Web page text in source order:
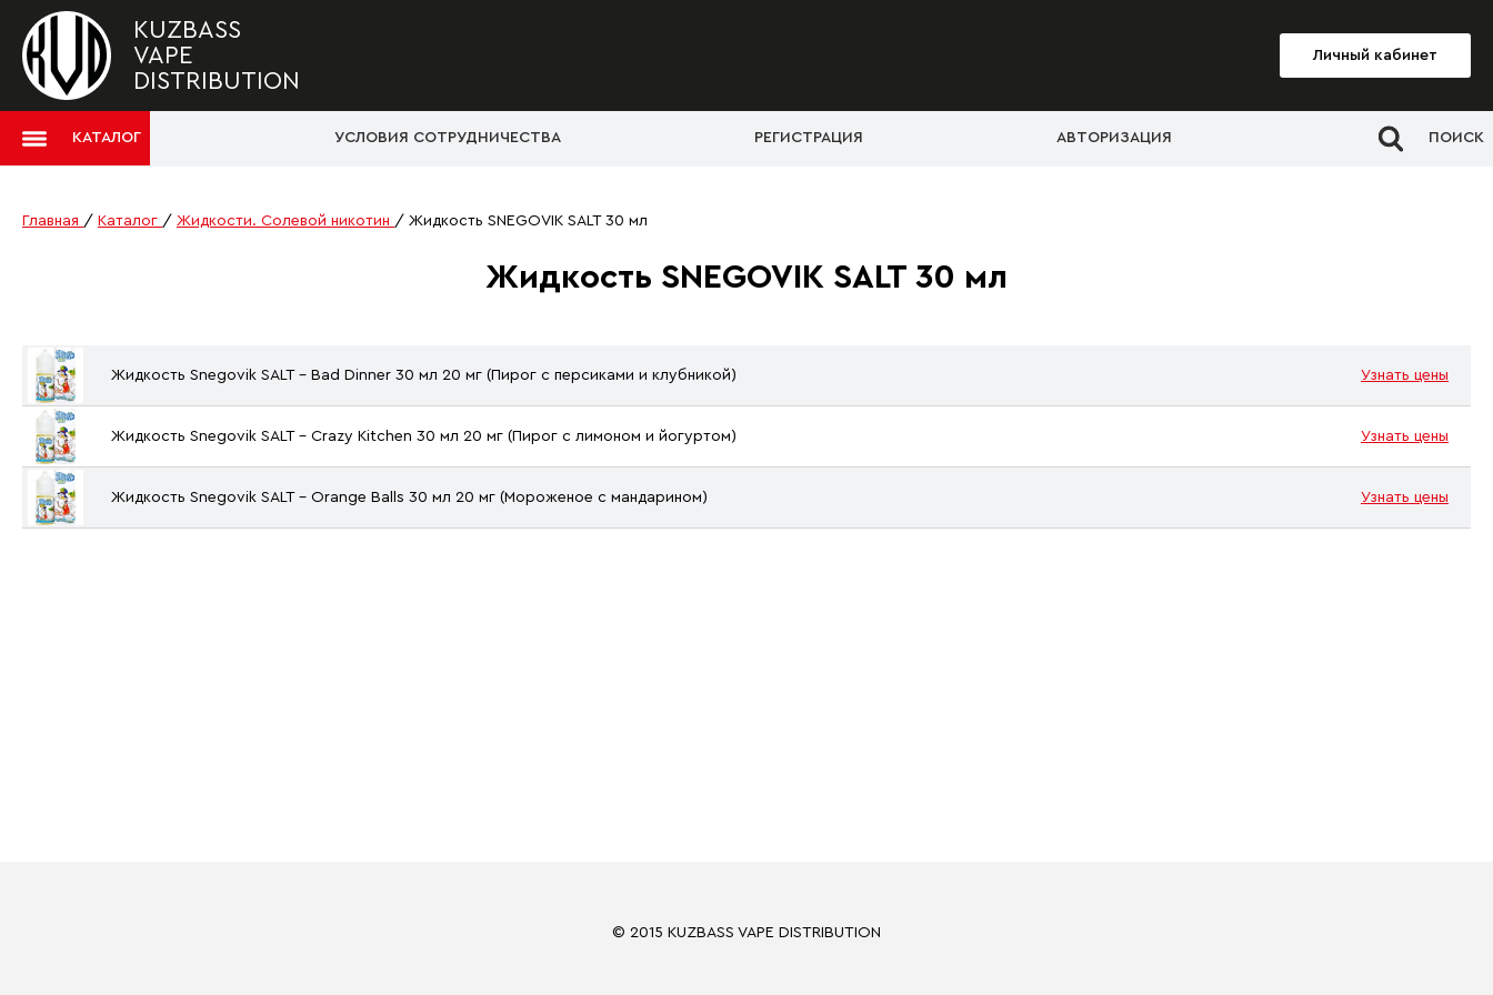
KUZBASS
VAPE
DISTRIBUTION
Личный кабинет
КАТАЛОГ УСЛОВИЯ СОТРУДНИЧЕСТВА РЕГИСТРАЦИЯ АВТОРИЗАЦИЯ ПОИСК
Главная / Каталог / Жидкости. Солевой никотин / Жидкость SNEGOVIK SALT 30 мл
Жидкость SNEGOVIK SALT 30 мл
Жидкость Snegovik SALT - Bad Dinner 30 мл 20 мг (Пирог с персиками и клубникой) Узнать цены
Жидкость Snegovik SALT - Crazy Kitchen 30 мл 20 мг (Пирог с лимоном и йогуртом) Узнать цены
Жидкость Snegovik SALT - Orange Balls 30 мл 20 мг (Мороженое с мандарином) Узнать цены
© 2015 KUZBASS VAPE DISTRIBUTION